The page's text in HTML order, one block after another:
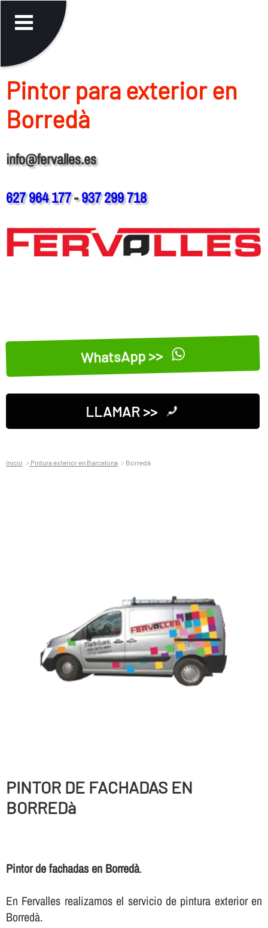
Pintor para exterior en
Borredà
info@fervalles.es
627 964 177-937 299 718
WhatsApp >>
LLAMAR >>
Inicio Pintura exterior en Barcelona Borredà
PINTOR DE FACHADAS EN
BORREDà
Pintor de fachadas en Borredà.
En Fervalles realizamos el servicio de pintura exterior en
Borredà.